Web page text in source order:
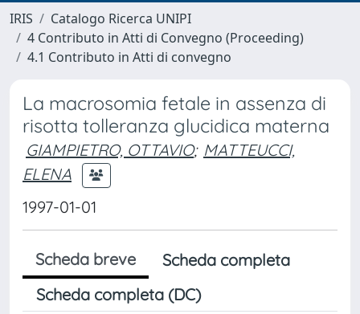
IRIS
Catalogo Ricerca UNIPI
4 Contributo in Atti di Convegno (Proceeding)
4.1 Contributo in Atti di convegno
La macrosomia fetale in assenza di
risotta tolleranza glucidica materna
GIAMPIETRO, OTTAVIO; MATTEUCCI,
ELENA
1997-01-01
Scheda breve
Scheda completa
Scheda completa (DC)